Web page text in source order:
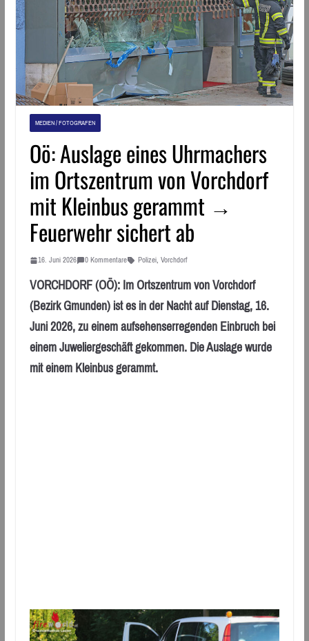
MEDIEN / FOTOGRAFEN
Oö: Auslage eines Uhrmachers
im Ortszentrum von Vorchdorf
mit Kleinbus gerammt →
Feuerwehr sichert ab
16. Juni 2026 0 Kommentare Polizei, Vorchdorf
VORCHDORF (OÖ): Im Ortszentrum von Vorchdorf
(Bezirk Gmunden) ist es in der Nacht auf Dienstag, 16.
Juni 2026, zu einem aufsehenserregenden Einbruch bei
einem Juweliergeschäft gekommen. Die Auslage wurde
mit einem Kleinbus gerammt.